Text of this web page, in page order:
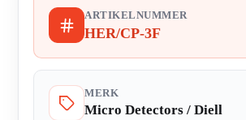
ARTIKELNUMMER
HER/CP-3F
MERK
Micro Detectors / Diell